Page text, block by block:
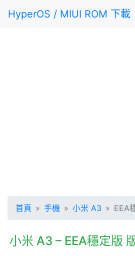
HyperOS / MIUI ROM 下載
首頁 手機 小米 A3 EEA
小米 A3 – EEA穩定版